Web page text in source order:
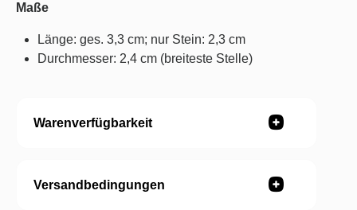
Maße
Länge: ges. 3,3 cm; nur Stein: 2,3 cm
Durchmesser: 2,4 cm (breiteste Stelle)
Warenverfügbarkeit
Versandbedingungen